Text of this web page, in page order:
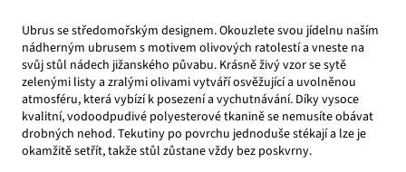
Ubrus se středomořským designem. Okouzlete svou jídelnu naším
nádherným ubrusem s motivem olivových ratolestí a vneste na
svůj stůl nádech jižanského půvabu. Krásně živý vzor se sytě
zelenými listy a zralými olivami vytváří osvěžující a uvolněnou
atmosféru, která vybízí k posezení a vychutnávání. Díky vysoce
kvalitní, vodoodpudivé polyesterové tkanině se nemusíte obávat
drobných nehod. Tekutiny po povrchu jednoduše stékají a lze je
okamžitě setřít, takže stůl zůstane vždy bez poskvrny.